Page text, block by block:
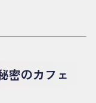
密のカフェ